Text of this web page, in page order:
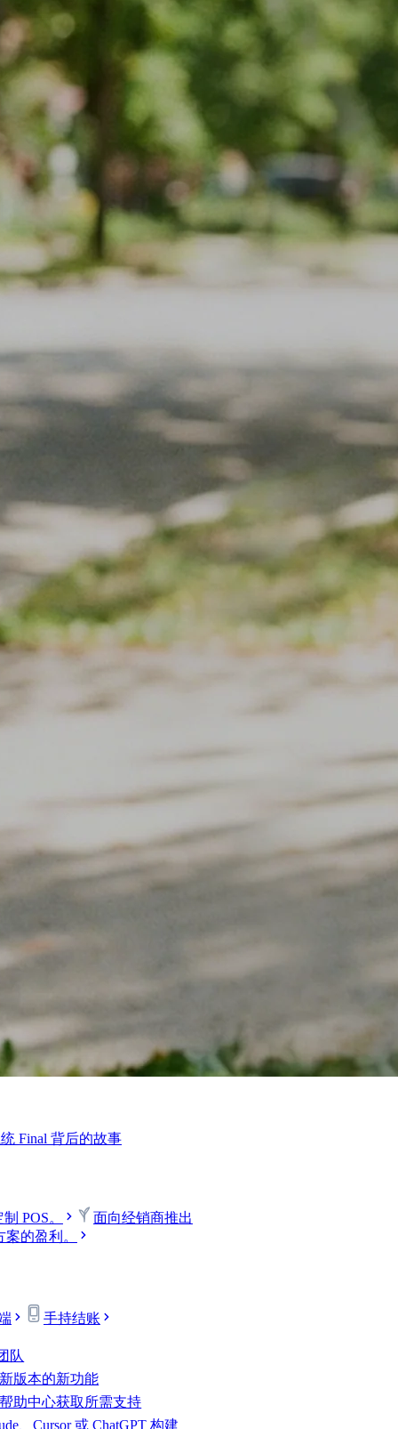
Final 背后的故事
POS。 面向经销商推出
的盈利。
手持结账
队
版本的新功能
助中心获取所需支持
、Cursor 或 ChatGPT 构建